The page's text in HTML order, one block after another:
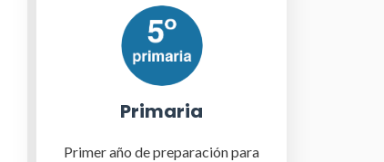
Primaria
Primer año de preparación para